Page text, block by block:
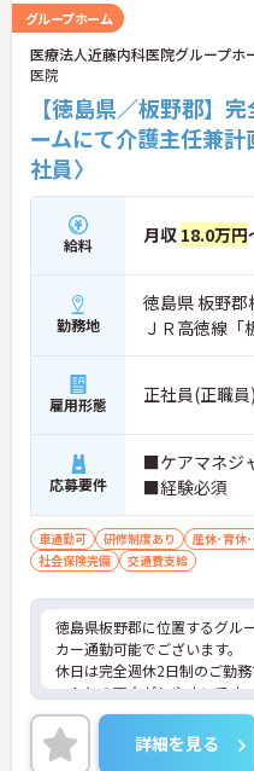
グループホーム
医療法人近藤内科医院グループホ
医院
【徳島県／板野郡】
ームにて介護主任兼
社員〉
給料 月収 18.0万円
勤務地
徳島県 板野
ＪＲ高徳線「
雇用形態 正社員(正職員)
応募要件
■ケアマネジ
■経験必須
車通勤可 研修制度あり 産休･育休
社会保険完備
交通費支給
徳島県板野郡に位置するグル
カー通勤可能でございます。
休日は完全週休2日制のご勤
ートとの両立がしやすいです
昇給や賞与制度があり頑張り
と職員に還元されます。
ご興味のある方には、面接対
詳細を見る